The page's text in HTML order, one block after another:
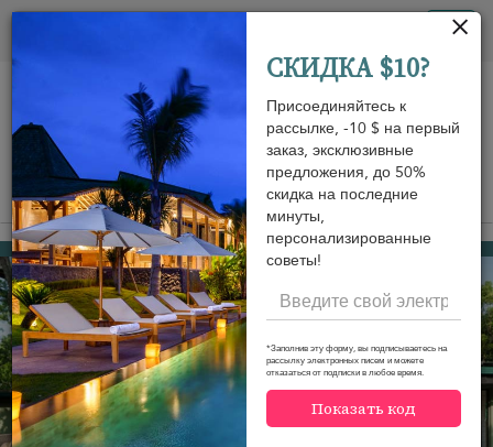
View on map
Yala National Park
СКИДКА $10?
Присоединяйтесь к
рассылке, -10 $ на первый
заказ, эксклюзивные
предложения, до 50%
скидка на последние
минуты,
персонализированные
советы!
*Заполнив эту форму, вы подписываетесь на
рассылку электронных писем и можете
отказаться от подписки в любое время.
Показать код
Панель управления cookies